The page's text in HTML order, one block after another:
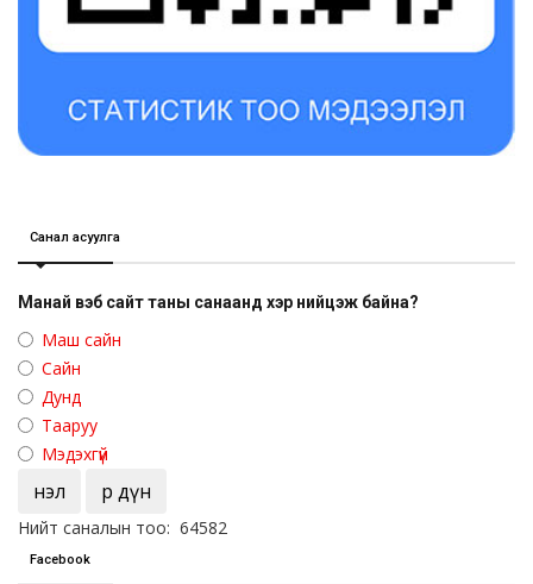
Санал асуулга
Манай вэб сайт таны санаанд хэр нийцэж байна?
Маш сайн
Сайн
Дунд
Тааруу
Мэдэхгүй
Үнэл Үр дүн
Нийт саналын тоо: 64582
Facebook